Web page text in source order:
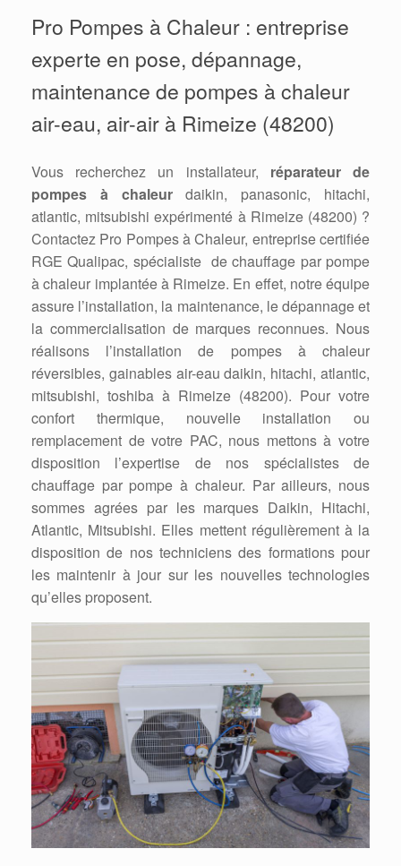
Pro Pompes à Chaleur : entreprise
experte en pose, dépannage,
maintenance de pompes à chaleur
air-eau, air-air à Rimeize (48200)
Vous recherchez un installateur, réparateur de
pompes à chaleurdaikin, panasonic, hitachi,
atlantic, mitsubishi expérimenté à Rimeize (48200) ?
Contactez Pro Pompes à Chaleur, entreprise certifiée
RGE Qualipac, spécialiste de chauffage par pompe
à chaleur implantée à Rimeize. En effet, notre équipe
assure l’installation, la maintenance, le dépannage et
la commercialisation de marques reconnues. Nous
réalisons l’installation de pompes à chaleur
réversibles, gainables air-eau daikin, hitachi, atlantic,
mitsubishi, toshiba à Rimeize (48200). Pour votre
confort thermique, nouvelle installation ou
remplacement de votre PAC, nous mettons à votre
disposition l’expertise de nos spécialistes de
chauffage par pompe à chaleur. Par ailleurs, nous
sommes agrées par les marques Daikin, Hitachi,
Atlantic, Mitsubishi. Elles mettent régulièrement à la
disposition de nos techniciens des formations pour
les maintenir à jour sur les nouvelles technologies
qu’elles proposent.